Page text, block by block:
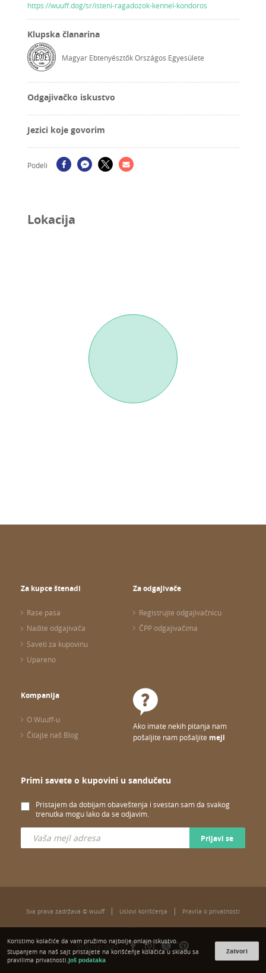
https://wuuff.dog/sr/isteni-ragadozok-kennel-kondoros
Klupska članarina
Magyar Ebtenyésztők Országos Egyesülete
Odgajivačko iskustvo
Jezici koje govorim
Podeli
Lokacija
Za kupce štenadi
Rase pasa
Nađite odgajivača
Saveti za kupovinu
Upareno
Za odgajivače
Registrujte odgajivačnicu
ČPP odgajivačima
Kompanija
O Wuuff-u
Čitajte naš Blog
Ako imate nekih pitanja nam
pošaljite nam pošaljite mejl
Primi savete o kupovini u sandučetu
Pristajem da dobijam obaveštenja i svestan sam da svakog
trenutka mogu lako da se odjavim.
Prijavi se
Sva prava zadržava © wuuff Uslovi korišćenja Pravila o privatnosti
Pratite nas:
Koristimo kolačiće da vam pružimo najbolje onlajn iskustvo.
Stupanjem na naš sajt pristajete na korišćenje kolačića u skladu sa
pravilima privatnosti.Još podataka
Zatvori